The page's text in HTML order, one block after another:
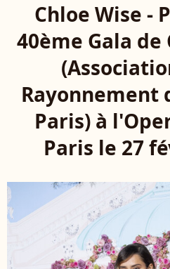
Chloe Wise -
40ème Gala de
Rayonnement
Paris) à
Paris le 27